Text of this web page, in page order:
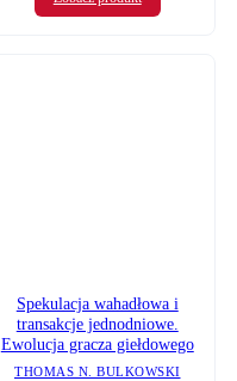
Spekulacja wahadłowa i
transakcje jednodniowe.
Ewolucja gracza giełdowego
THOMAS N. BULKOWSKI